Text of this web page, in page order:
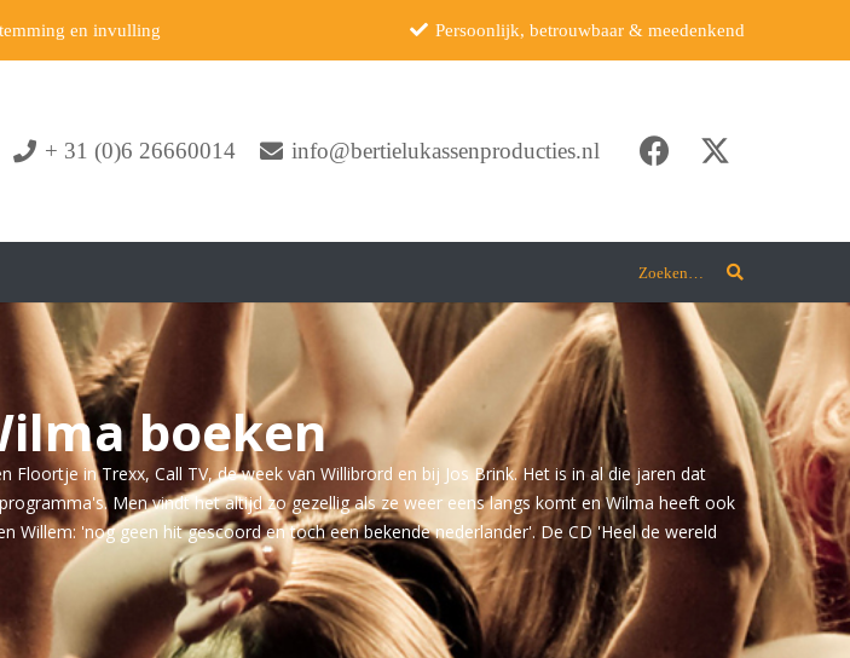
en invulling Persoonlijk, betrouwbaar & meedenkend
+ 31 (0)6 26660014 info@bertielukassenproducties.nl
Zoeken…
boeken
in Trexx, Call TV, de week van Willibrord en bij Jos Brink. Het is in al die jaren dat
Men vindt het altijd zo gezellig als ze weer eens langs komt en Wilma heeft ook
'nog geen hit gescoord en toch een bekende nederlander'. De CD 'Heel de wereld